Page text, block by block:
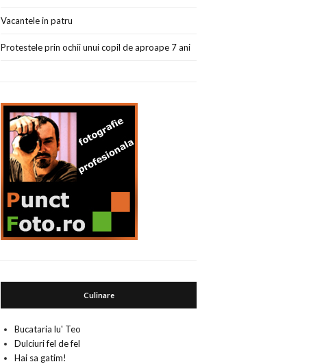
Vacantele in patru
Protestele prin ochii unui copil de aproape 7 ani
Culinare
Bucataria lu' Teo
Dulciuri fel de fel
Hai sa gatim!